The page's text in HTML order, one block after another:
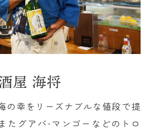
屋 海将
の幸をリーズナブルな値段で提
たグアバ・マンゴーなどのトロ